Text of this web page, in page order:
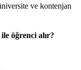
ve kontenjan
öğrenci alır?